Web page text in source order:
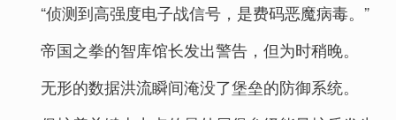
“侦测到高强度电子战信号，是费码恶魔病毒。”
帝国之拳的智库馆长发出警告，但为时稍晚。
无形的数据洪流瞬间淹没了堡垒的防御系统。